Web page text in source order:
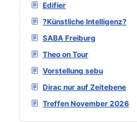
Edifier
?Künstliche Intelligenz?
SABA Freiburg
Theo on Tour
Vorstellung sebu
Dirac nur auf Zeitebene
Treffen November 2026